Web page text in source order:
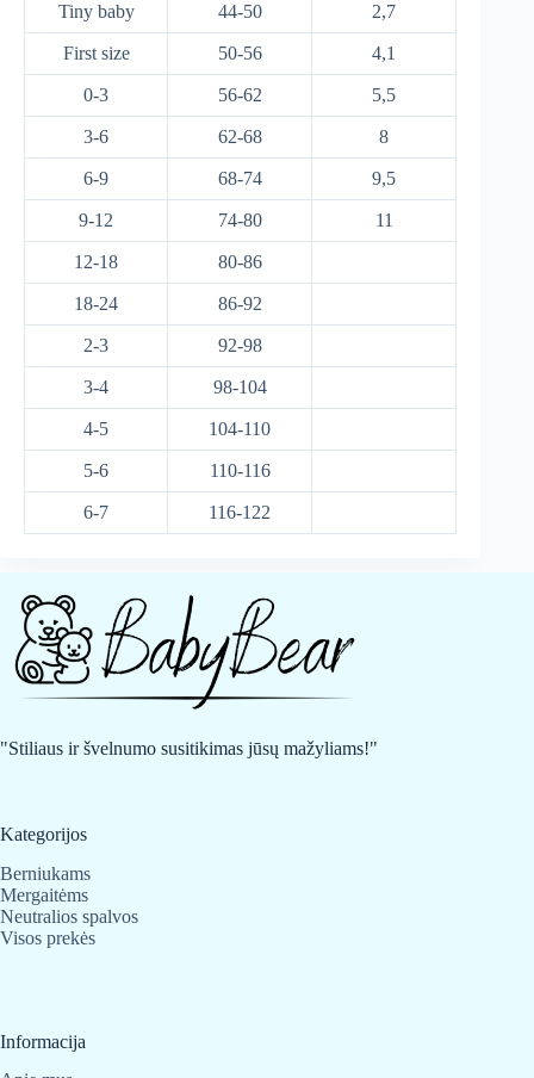
Tiny baby 44-50 2,7
First size 50-56 4,1
0-3 56-62 5,5
3-6 62-68 8
6-9 68-74 9,5
9-12 74-80 11
12-18 80-86
18-24 86-92
2-3 92-98
3-4 98-104
4-5 104-110
5-6 110-116
6-7 116-122
"Stiliaus ir švelnumo susitikimas jūsų mažyliams!"
Kategorijos
Berniukams
Mergaitėms
Neutralios spalvos
Visos prekės
Informacija